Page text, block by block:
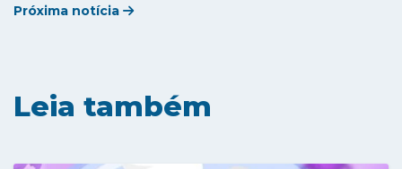
Próxima notícia
Leia também